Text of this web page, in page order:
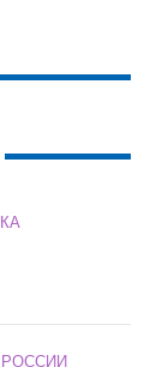
РОССИИ